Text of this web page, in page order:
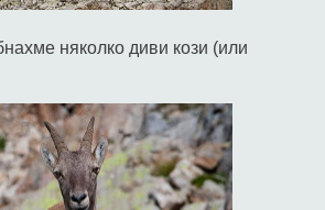
няколко диви кози (или